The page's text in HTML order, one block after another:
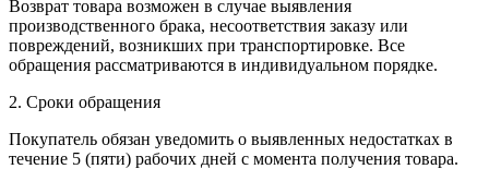
Возврат товара возможен в случае выявления
производственного брака, несоответствия заказу или
повреждений, возникших при транспортировке. Все
обращения рассматриваются в индивидуальном порядке.
2. Сроки обращения
Покупатель обязан уведомить о выявленных недостатках в
течение 5 (пяти) рабочих дней с момента получения товара.